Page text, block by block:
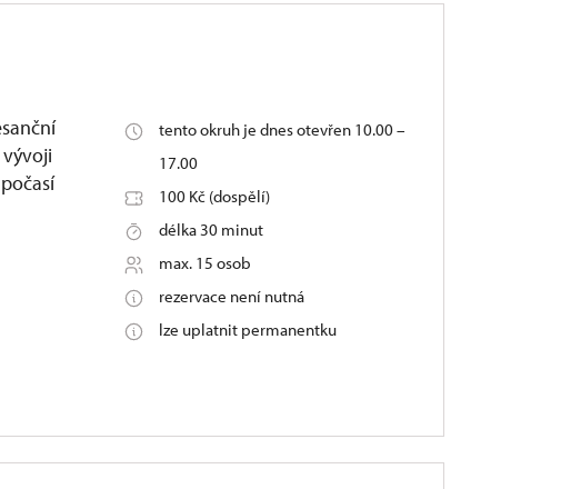
tento okruh je dnes otevřen 10.00 –
17.00
100 Kč (dospělí)
délka 30 minut
max. 15 osob
rezervace není nutná
lze uplatnit permanentku